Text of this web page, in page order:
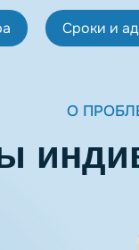
Сроки и
О